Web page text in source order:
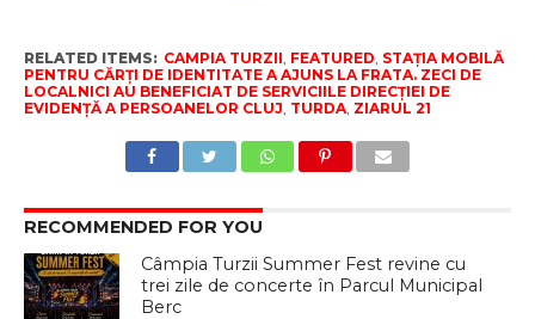
RELATED ITEMS: CAMPIA TURZII FEATURED STAȚIA MOBILĂ
PENTRU CĂRȚI DE IDENTITATE A AJUNS LA FRATA. ZECI DE
LOCALNICI AU BENEFICIAT DE SERVICIILE DIRECȚIEI DE
EVIDENȚĂ A PERSOANELOR CLUJ TURDA, ZIARUL 21
RECOMMENDED FOR YOU
Câmpia Turzii Summer Fest revine cu
trei zile de concerte în Parcul Municipal
Berc